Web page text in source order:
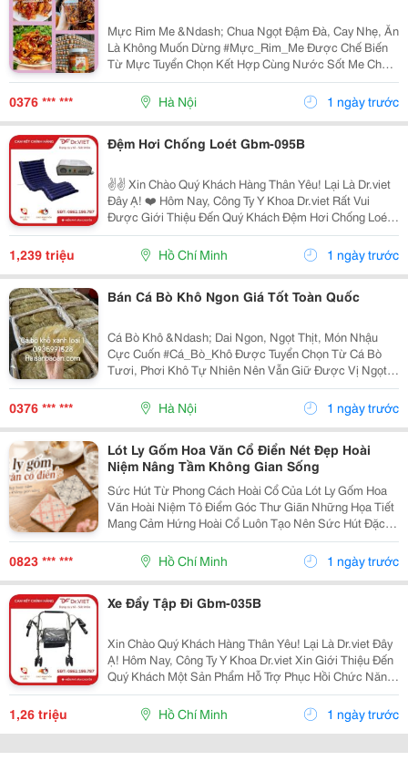
Mực Rim Me &Ndash; Chua Ngọt Đậm Đà, Cay Nhẹ, Ăn
Là Không Muốn Dừng #Mực_Rim_Me Được Chế Biến
Từ Mực Tuyển Chọn Kết Hợp Cùng Nước Sốt Me Chua
Ngọt Vừa Miệng. Mực Dai Ngon, Thấm Vị, Là Món Ăn
Vặt Và Món Nhậu Được Rất Nhiều Khách Yêu Thích.
0376 *** *** Hà Nội 1 ngày trước
Đệm Hơi Chống Loét Gbm-095B
✌️✌️ Xin Chào Quý Khách Hàng Thân Yêu! Lại Là Dr.viet
Đây Ạ! ❤️ Hôm Nay, Công Ty Y Khoa Dr.viet Rất Vui
Được Giới Thiệu Đến Quý Khách Đệm Hơi Chống Loét
&Ndash; Giải Pháp Hỗ Trợ Chăm Sóc Người Bệnh Nằm
Lâu Ngày Hiệu Quả, An Toàn, Giúp Giảm Áp Lực...
1,239 triệu Hồ Chí Minh 1 ngày trước
Bán Cá Bò Khô Ngon Giá Tốt Toàn Quốc
Cá Bò Khô &Ndash; Dai Ngon, Ngọt Thịt, Món Nhậu
Cực Cuốn #Cá_Bò_Khô Được Tuyển Chọn Từ Cá Bò
Tươi, Phơi Khô Tự Nhiên Nên Vẫn Giữ Được Vị Ngọt
Đặc Trưng Và Độ Dai Hấp Dẫn. Chỉ Cần Nướng Hoặc
Chiên Là Đã Có Ngay Món Ngon Cho Cả Gia Đình. Cá
0376 *** *** Hà Nội 1 ngày trước
Lót Ly Gốm Hoa Văn Cổ Điển Nét Đẹp Hoài
Niệm Nâng Tầm Không Gian Sống
Sức Hút Từ Phong Cách Hoài Cổ Của Lót Ly Gốm Hoa
Văn Hoài Niệm Tô Điểm Góc Thư Giãn Những Họa Tiết
Mang Cảm Hứng Hoài Cổ Luôn Tạo Nên Sức Hút Đặc
Biệt Trong Trang Trí Nội Thất. Một Chiếc Lót Ly Gốm Hoa
Văn Cổ Điển Với Đường Nét Đối Xứng, Hoa Văn...
0823 *** *** Hồ Chí Minh 1 ngày trước
Xe Đẩy Tập Đi Gbm-035B
Xin Chào Quý Khách Hàng Thân Yêu! Lại Là Dr.viet Đây
Ạ! Hôm Nay, Công Ty Y Khoa Dr.viet Xin Giới Thiệu Đến
Quý Khách Một Sản Phẩm Hỗ Trợ Phục Hồi Chức Năng
Vô Cùng Tiện Lợi, Giúp Người Cao Tuổi, Người Bệnh
Và Người Gặp Khó Khăn Trong Vận Động Có...
1,26 triệu Hồ Chí Minh 1 ngày trước